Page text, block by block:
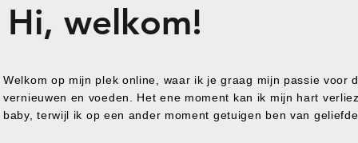
Hi, welkom!
Welkom op mijn plek online, waar ik je graag mijn passie
vernieuwen en voeden. Het ene moment kan ik mijn hart
baby, terwijl ik op een ander moment getuigen ben van